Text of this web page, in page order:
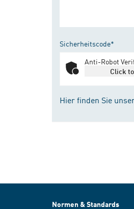
Sicherheitscode*
Anti-Robot
Click
Hier finden Sie
Normen & Standards